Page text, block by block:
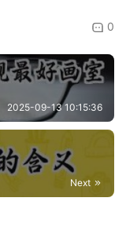
0
2025-09-13 10:15:36
Next